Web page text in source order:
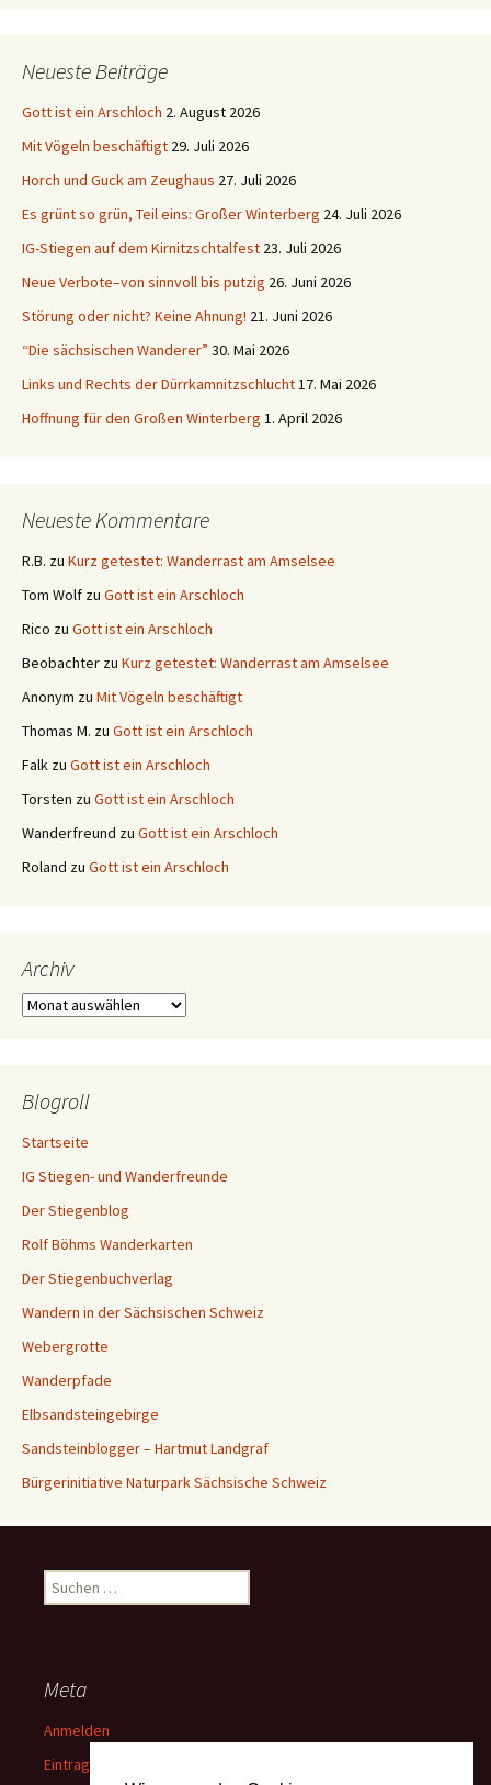
Neueste Beiträge
Gott ist ein Arschloch 2. August 2026
Mit Vögeln beschäftigt 29. Juli 2026
Horch und Guck am Zeughaus 27. Juli 2026
Es grünt so grün, Teil eins: Großer Winterberg 24. Juli 2026
IG-Stiegen auf dem Kirnitzschtalfest 23. Juli 2026
Neue Verbote–von sinnvoll bis putzig 26. Juni 2026
Störung oder nicht? Keine Ahnung! 21. Juni 2026
“Die sächsischen Wanderer” 30. Mai 2026
Links und Rechts der Dürrkamnitzschlucht17. Mai 2026
Hoffnung für den Großen Winterberg 1. April 2026
Neueste Kommentare
R.B. zu Kurz getestet: Wanderrast am Amselsee
Tom Wolf zu Gott ist ein Arschloch
Rico zu Gott ist ein Arschloch
Beobachter zu Kurz getestet: Wanderrast am Amselsee
Anonym zu Mit Vögeln beschäftigt
Thomas M. zu Gott ist ein Arschloch
Falk zu Gott ist ein Arschloch
Torsten zu Gott ist ein Arschloch
Wanderfreund zu Gott ist ein Arschloch
Roland zu Gott ist ein Arschloch
Archiv
Archiv
Blogroll
Startseite
IG Stiegen- und Wanderfreunde
Der Stiegenblog
Rolf Böhms Wanderkarten
Der Stiegenbuchverlag
Wandern in der Sächsischen Schweiz
Webergrotte
Wanderpfade
Elbsandsteingebirge
Sandsteinblogger – Hartmut Landgraf
Bürgerinitiative Naturpark Sächsische Schweiz
Suchen
nach:
Meta
Anmelden
Eintrags-Feed